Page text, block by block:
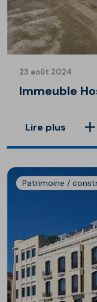
23 août 2024
Immeuble
Lire plus
Patrimoine /